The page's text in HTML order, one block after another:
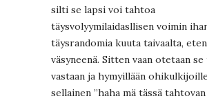
silti se lapsi voi tahtoa
täysvolyymilaidasllisen voimin
täysrandomia kuuta taivaalta,
väsyneenä. Sitten vaan otetaan
vastaan ja hymyillään
sellainen ”haha mä tässä